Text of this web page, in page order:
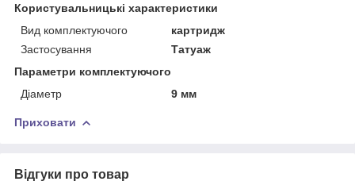
Користувальницькі характеристики
Вид комплектуючого
картридж
Застосування
Татуаж
Параметри комплектуючого
Діаметр
9 мм
Приховати
Відгуки про товар